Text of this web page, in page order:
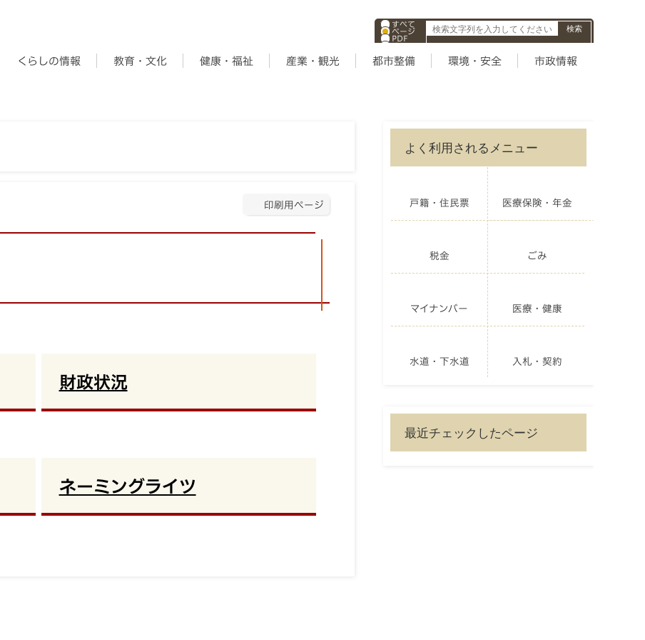
すべて
ページ
PDF
ID
くらしの情報 教育・文化 健康・福祉 産業・観光 都市整備 環境・安全 市政情報
印刷用ページ
財政状況
ネーミングライツ
よく利用されるメニュー
戸籍・住民票 医療保険・年金
税金 ごみ
マイナンバー 医療・健康
水道・下水道 入札・契約
最近チェックしたページ